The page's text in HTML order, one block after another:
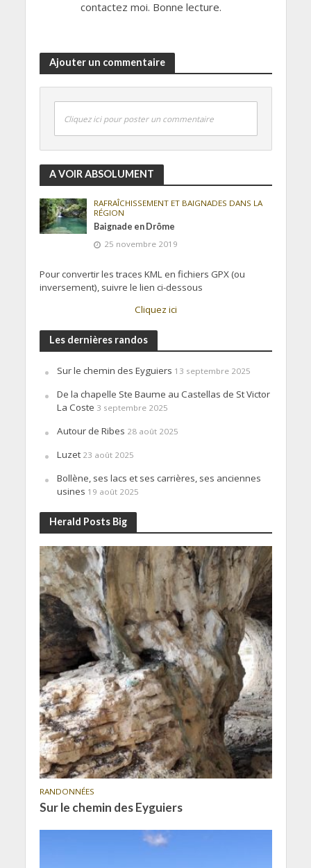
contactez moi. Bonne lecture.
Ajouter un commentaire
Cliquez ici pour poster un commentaire
A VOIR ABSOLUMENT
RAFRAÎCHISSEMENT ET BAIGNADES DANS LA
RÉGION
Baignade en Drôme
25 novembre 2019
Pour convertir les traces KML en fichiers GPX (ou
inversement), suivre le lien ci-dessous
Cliquez ici
Les dernières randos
Sur le chemin des Eyguiers 13 septembre 2025
De la chapelle Ste Baume au Castellas de St Victor
La Coste 3 septembre 2025
Autour de Ribes 28 août 2025
Luzet 23 août 2025
Bollène, ses lacs et ses carrières, ses anciennes
usines 19 août 2025
Herald Posts Big
RANDONNÉES
Sur le chemin des Eyguiers